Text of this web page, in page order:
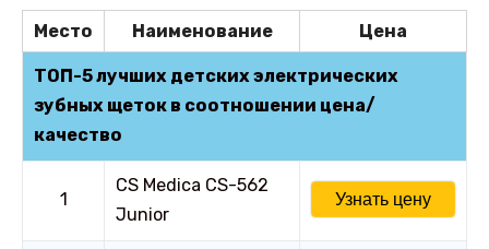
Место Наименование Цена
ТОП-5 лучших детских электрических
зубных щеток в соотношении цена/
качество
1
CS Medica CS-562
Junior
Узнать цену